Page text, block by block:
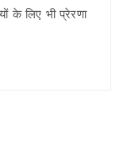
के लिए भी प्रेरणा